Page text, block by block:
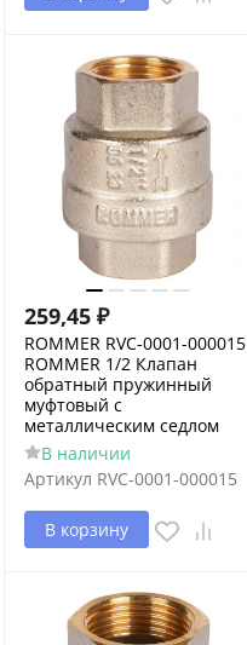
259,45 ₽
ROMMER RVC-0001-000015
ROMMER 1/2 Клапан
обратный пружинный
муфтовый с
металлическим седлом
В наличии
Артикул RVC-0001-000015
В корзину